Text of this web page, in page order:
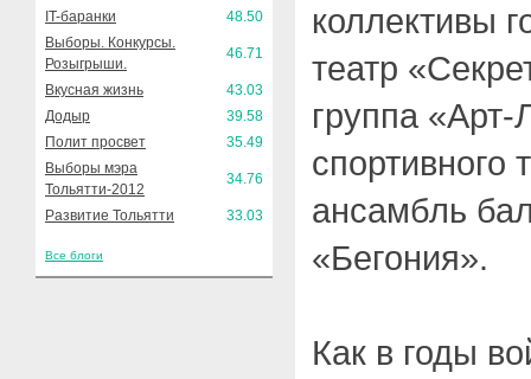
IT-баранки
48.50
Выборы. Конкурсы.
Розыгрыши.
46.71
Вкусная жизнь
43.03
Додыр
39.58
Полит просвет
35.49
Выборы мэра
Тольятти-2012
34.76
Развитие Тольятти 33.03
Все блоги
коллективы
театр
группа
спортивного
ансамбль
«Бегония».
Как в годы